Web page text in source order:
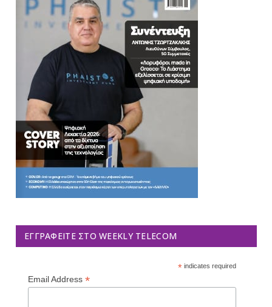
ΕΓΓΡΑΦΕΊΤΕ ΣΤΟ WEEKLY TELECOM
*indicates required
Email Address *